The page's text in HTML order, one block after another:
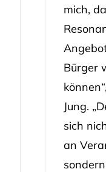
mich,
Bürger
Jung.
sich
an